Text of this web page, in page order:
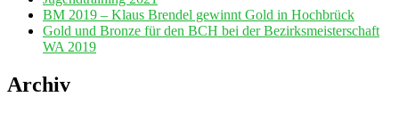
BM 2019 – Klaus Brendel gewinnt Gold in Hochbrück
Gold und Bronze für den BCH bei der Bezirksmeisterschaft
WA 2019
Archiv